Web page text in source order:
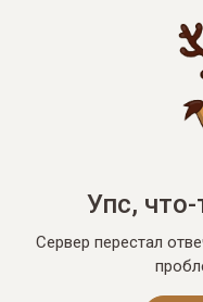
Упс,
Сервер перестал